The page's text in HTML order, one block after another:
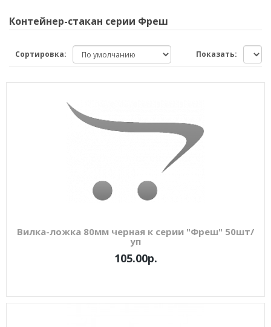
Контейнер-стакан серии Фреш
Сортировка: Показать:
Вилка-ложка 80мм черная к серии "Фреш" 50шт/
уп
105.00р.